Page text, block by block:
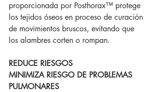
proporcionada por Posthorax™ protege
los tejidos óseos en proceso de curación
de movimientos bruscos, evitando que
los alambres corten o rompan.
REDUCE RIESGOS
MINIMIZA RIESGO DE PROBLEMAS
PULMONARES